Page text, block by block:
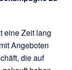
eine Zeit lang
Angeboten
die auf